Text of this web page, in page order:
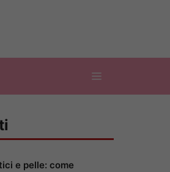
e pelle: come